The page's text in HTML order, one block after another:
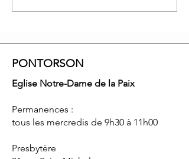
PONTORSON
Eglise Notre-Dame de la Paix
Permanences :
tous les mercredis de 9h30 à 11h00
Presbytère